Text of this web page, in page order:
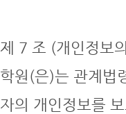
제 7 조 (개인정보
학원(은)는 관계법
자의 개인정보를